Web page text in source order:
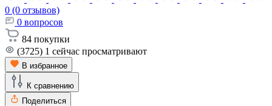
0 (0 отзывов)
0 вопросов
84 покупки
(3725) 1 сейчас просматривают
В избранное
К сравнению
Поделиться